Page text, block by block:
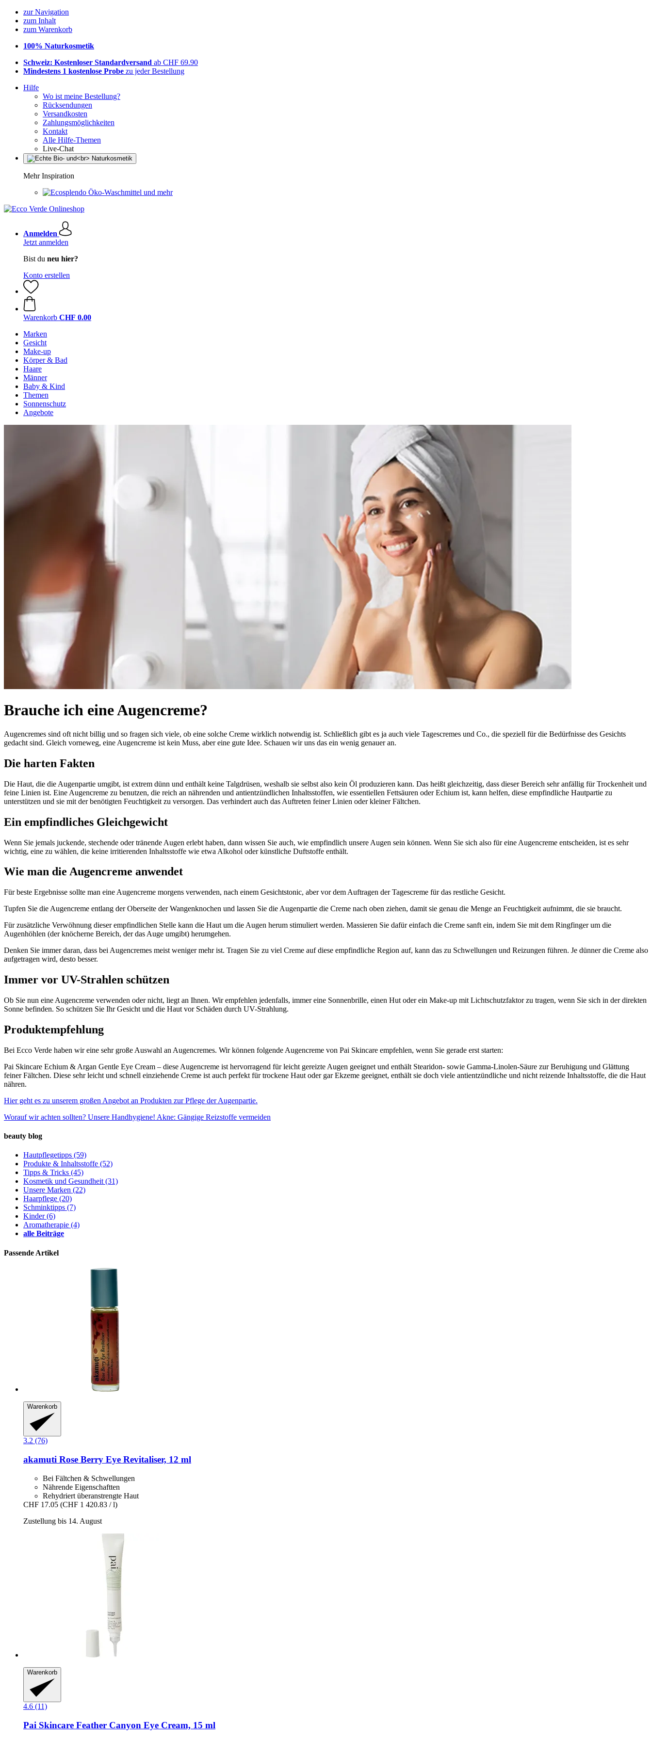
zur Navigation
zum Inhalt
zum Warenkorb
100% Naturkosmetik
Schweiz: Kostenloser Standardversand ab CHF 69.90
Mindestens 1 kostenlose Probe zu jeder Bestellung
Hilfe
Wo ist meine Bestellung?
Rücksendungen
Versandkosten
Zahlungsmöglichkeiten
Kontakt
Alle Hilfe-Themen
Live-Chat
Mehr Inspiration
Öko-Waschmittel und mehr
Anmelden
Jetzt anmelden
Bist du neu hier?
Konto erstellen
Warenkorb CHF 0.00
Marken
Gesicht
Make-up
Körper & Bad
Haare
Männer
Baby & Kind
Themen
Sonnenschutz
Angebote
Brauche ich eine Augencreme?
Augencremes sind oft nicht billig und so fragen sich viele, ob eine solche Creme wirklich notwendig ist. Schließlich gibt es ja auch viele Tagescremes und Co., die speziell für die Bedürfnisse des Gesichts
gedacht sind. Gleich vorneweg, eine Augencreme ist kein Muss, aber eine gute Idee. Schauen wir uns das ein wenig genauer an.
Die harten Fakten
Die Haut, die die Augenpartie umgibt, ist extrem dünn und enthält keine Talgdrüsen, weshalb sie selbst also kein Öl produzieren kann. Das heißt gleichzeitig, dass dieser Bereich sehr anfällig für Trockenheit und
feine Linien ist. Eine Augencreme zu benutzen, die reich an nährenden und antientzündlichen Inhaltsstoffen, wie essentiellen Fettsäuren oder Echium ist, kann helfen, diese empfindliche Hautpartie zu
unterstützen und sie mit der benötigten Feuchtigkeit zu versorgen. Das verhindert auch das Auftreten feiner Linien oder kleiner Fältchen.
Ein empfindliches Gleichgewicht
Wenn Sie jemals juckende, stechende oder tränende Augen erlebt haben, dann wissen Sie auch, wie empfindlich unsere Augen sein können. Wenn Sie sich also für eine Augencreme entscheiden, ist es sehr
wichtig, eine zu wählen, die keine irritierenden Inhaltsstoffe wie etwa Alkohol oder künstliche Duftstoffe enthält.
Wie man die Augencreme anwendet
Für beste Ergebnisse sollte man eine Augencreme morgens verwenden, nach einem Gesichtstonic, aber vor dem Auftragen der Tagescreme für das restliche Gesicht.
Tupfen Sie die Augencreme entlang der Oberseite der Wangenknochen und lassen Sie die Augenpartie die Creme nach oben ziehen, damit sie genau die Menge an Feuchtigkeit aufnimmt, die sie braucht.
Für zusätzliche Verwöhnung dieser empfindlichen Stelle kann die Haut um die Augen herum stimuliert werden. Massieren Sie dafür einfach die Creme sanft ein, indem Sie mit dem Ringfinger um die
Augenhöhlen (der knöcherne Bereich, der das Auge umgibt) herumgehen.
Denken Sie immer daran, dass bei Augencremes meist weniger mehr ist. Tragen Sie zu viel Creme auf diese empfindliche Region auf, kann das zu Schwellungen und Reizungen führen. Je dünner die Creme also
aufgetragen wird, desto besser.
Immer vor UV-Strahlen schützen
Ob Sie nun eine Augencreme verwenden oder nicht, liegt an Ihnen. Wir empfehlen jedenfalls, immer eine Sonnenbrille, einen Hut oder ein Make-up mit Lichtschutzfaktor zu tragen, wenn Sie sich in der direkten
Sonne befinden. So schützen Sie Ihr Gesicht und die Haut vor Schäden durch UV-Strahlung.
Produktempfehlung
Bei Ecco Verde haben wir eine sehr große Auswahl an Augencremes. Wir können folgende Augencreme von Pai Skincare empfehlen, wenn Sie gerade erst starten:
Pai Skincare Echium & Argan Gentle Eye Cream – diese Augencreme ist hervorragend für leicht gereizte Augen geeignet und enthält Stearidon- sowie Gamma-Linolen-Säure zur Beruhigung und Glättung
feiner Fältchen. Diese sehr leicht und schnell einziehende Creme ist auch perfekt für trockene Haut oder gar Ekzeme geeignet, enthält sie doch viele antientzündliche und nicht reizende Inhaltsstoffe, die die Haut
nähren.
Hier geht es zu unserem großen Angebot an Produkten zur Pflege der Augenpartie.
Worauf wir achten sollten? Unsere Handhygiene! Akne: Gängige Reizstoffe vermeiden
beauty blog
Hautpflegetipps (59)
Produkte & Inhaltsstoffe (52)
Tipps & Tricks (45)
Kosmetik und Gesundheit(31)
Unsere Marken (22)
Haarpflege (20)
Schminktipps (7)
Kinder(6)
Aromatherapie (4)
alle Beiträge
Passende Artikel
Warenkorb
3.2 (76)
akamuti Rose Berry Eye Revitaliser, 12 ml
Bei Fältchen & Schwellungen
Nährende Eigenschaftten
Rehydriert überanstrengte Haut
CHF 17.05 (CHF 1 420.83 / l)
Zustellung bis 14. August
Warenkorb
4.6 (11)
Pai Skincare Feather Canyon Eye Cream, 15 ml